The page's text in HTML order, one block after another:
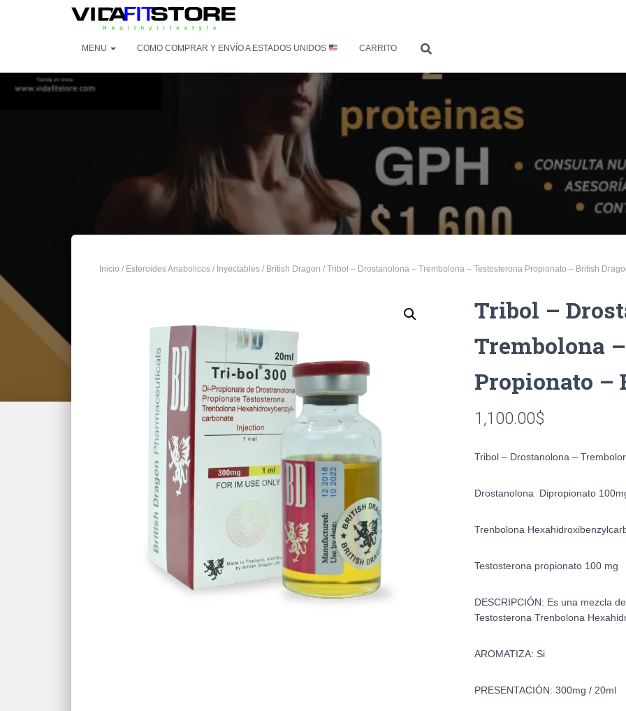
MENU COMO COMPRAR Y ENVÍO A ESTADOS UNIDOS CARRITO
Inicio / Esteroides Anabolicos / Inyectables / British Dragon / Tribol – Drostanolona – Trembolona – Testosterona Propionato – British
Tribol –
Trembolona
Propionato –
1,100.00$
Tribol – Drostanolona –
Drostanolona Dipropionato
Trenbolona
Testosterona propionato 100 mg
DESCRIPCIÓN: Es una mezcla
Testosterona Trenbolona
AROMATIZA: Si
PRESENTACIÓN: 300mg / 20ml